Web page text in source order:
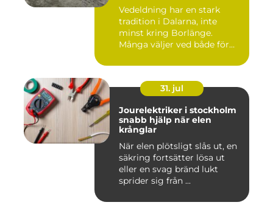
Vedeldning har en stark
tradition i Dalarna, inte
minst kring Borlänge.
Många väljer ved både för
31. jul
Jourelektriker i stockholm
snabb hjälp när elen
krånglar
När elen plötsligt slås ut, en
säkring fortsätter lösa ut
eller en svag bränd lukt
sprider sig från ...